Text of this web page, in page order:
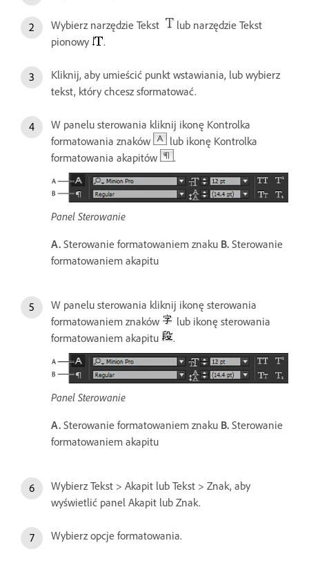
Wybierz narzędzie Tekst
lub narzędzie Tekst
pionowy
.
Kliknij, aby umieścić punkt wstawiania, lub wybierz
tekst, który chcesz sformatować.
W panelu sterowania kliknij ikonę Kontrolka
formatowania znaków
lub ikonę Kontrolka
formatowania akapitów
.
Panel Sterowanie
A. Sterowanie formatowaniem znaku B. Sterowanie
formatowaniem akapitu
W panelu sterowania kliknij ikonę sterowania
formatowaniem znaków
lub ikonę sterowania
formatowaniem akapitu
.
Panel Sterowanie
A. Sterowanie formatowaniem znaku B. Sterowanie
formatowaniem akapitu
Wybierz Tekst > Akapit lub Tekst > Znak, aby
wyświetlić panel Akapit lub Znak.
Wybierz opcje formatowania.